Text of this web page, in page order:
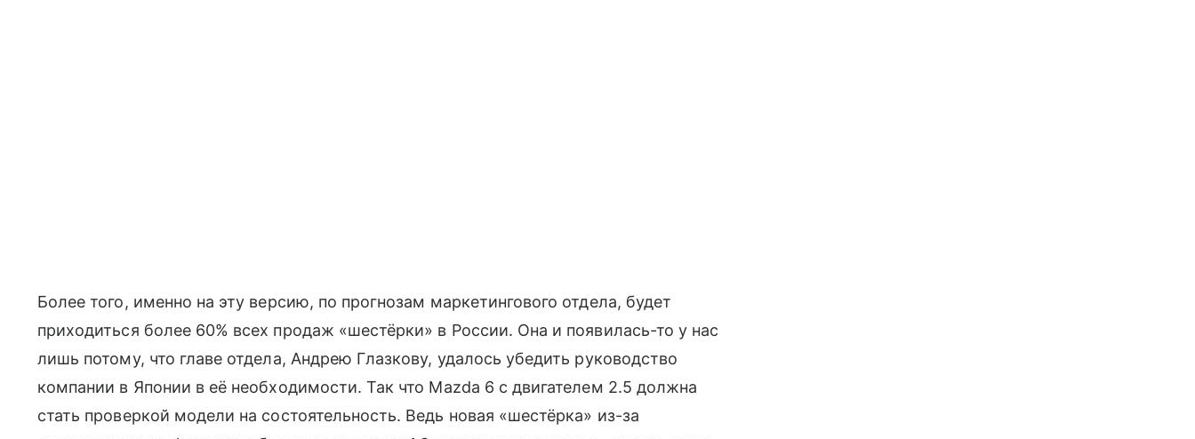
Более того, именно на эту версию, по прогнозам маркетингового отдела, будет
приходиться более 60% всех продаж «шестёрки» в России. Она и появилась-то у нас
лишь потому, что главе отдела, Андрею Глазкову, удалось убедить руководство
компании в Японии в её необходимости. Так что Mazda 6 с двигателем 2.5 должна
стать проверкой модели на состоятельность. Ведь новая «шестёрка» из-за